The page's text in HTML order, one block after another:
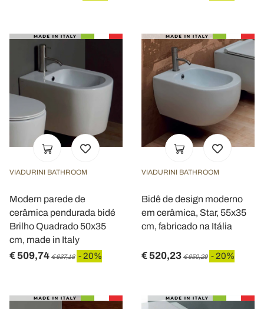
VIADURINI BATHROOM
Modern parede de
cerâmica pendurada bidé
Brilho Quadrado 50x35
cm, made in Italy
€ 509,74 € 637,18 - 20%
VIADURINI BATHROOM
Bidê de design moderno
em cerâmica, Star, 55x35
cm, fabricado na Itália
€ 520,23 € 650,29 - 20%